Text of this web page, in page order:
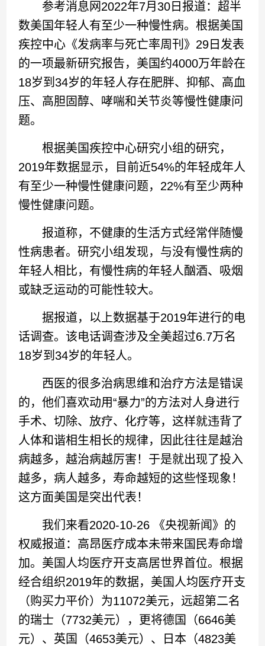
参考消息网2022年7月30日报道：超半
数美国年轻人有至少一种慢性病。根据美国
疾控中心《发病率与死亡率周刊》29日发表
的一项最新研究报告，美国约4000万年龄在
18岁到34岁的年轻人存在肥胖、抑郁、高血
压、高胆固醇、哮喘和关节炎等慢性健康问
题。
根据美国疾控中心研究小组的研究，
2019年数据显示，目前近54%的年轻成年人
有至少一种慢性健康问题，22%有至少两种
慢性健康问题。
报道称，不健康的生活方式经常伴随慢
性病患者。研究小组发现，与没有慢性病的
年轻人相比，有慢性病的年轻人酗酒、吸烟
或缺乏运动的可能性较大。
据报道，以上数据基于2019年进行的电
话调查。该电话调查涉及全美超过6.7万名
18岁到34岁的年轻人。
西医的很多治病思维和治疗方法是错误
的，他们喜欢动用“暴力”的方法对人身进行
手术、切除、放疗、化疗等，这样就违背了
人体和谐相生相长的规律，因此往往是越治
病越多，越治病越厉害！于是就出现了投入
越多，病人越多，寿命越短的这些怪现象！
这方面美国是突出代表！
我们来看2020-10-26 《央视新闻》的
权威报道：高昂医疗成本未带来国民寿命增
加。美国人均医疗开支高居世界首位。根据
经合组织2019年的数据，美国人均医疗开支
（购买力平价）为11072美元，远超第二名
的瑞士（7732美元），更将德国（6646美
元）、英国（4653美元）、日本（4823美